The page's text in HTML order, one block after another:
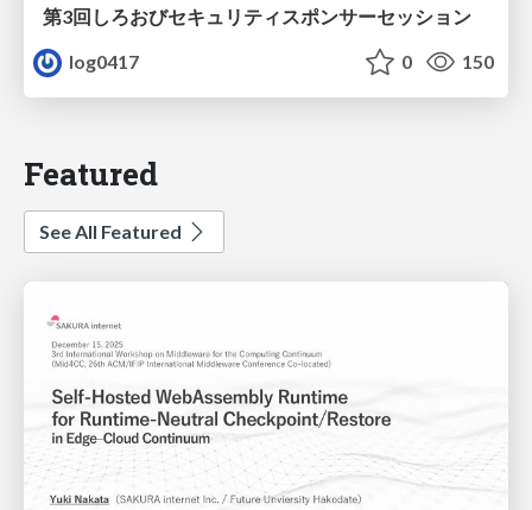
第3回しろおびセキュリティスポンサーセッション
log0417
0 150
Featured
See All Featured